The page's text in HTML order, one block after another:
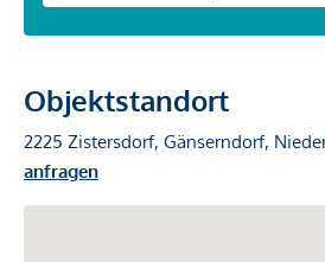
Objektstandort
2225 Zistersdorf, Gänserndorf,
anfragen